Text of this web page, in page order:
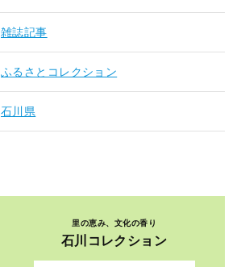
雑誌記事
ふるさとコレクション
石川県
里の恵み、文化の香り
石川コレクション